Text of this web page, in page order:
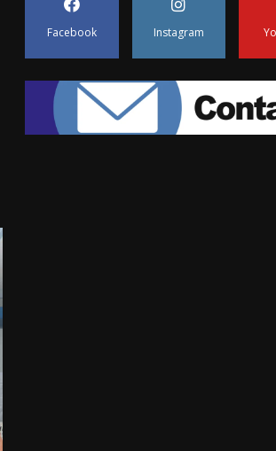
6 Agosto 2026 08:00
Cura dei beni comuni
cittadinanza attiva:
l’avviso per la
condivisa della
Laureto
6 Agosto 2026 06:20
Facebook Instagram